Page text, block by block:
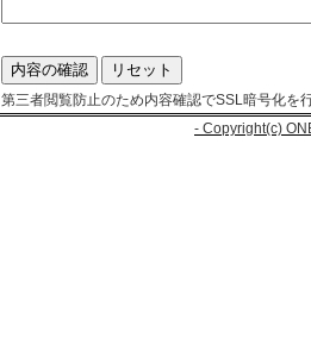
第三者閲覧防止のため内容確認でSSL暗号化を
- Copyright(c)